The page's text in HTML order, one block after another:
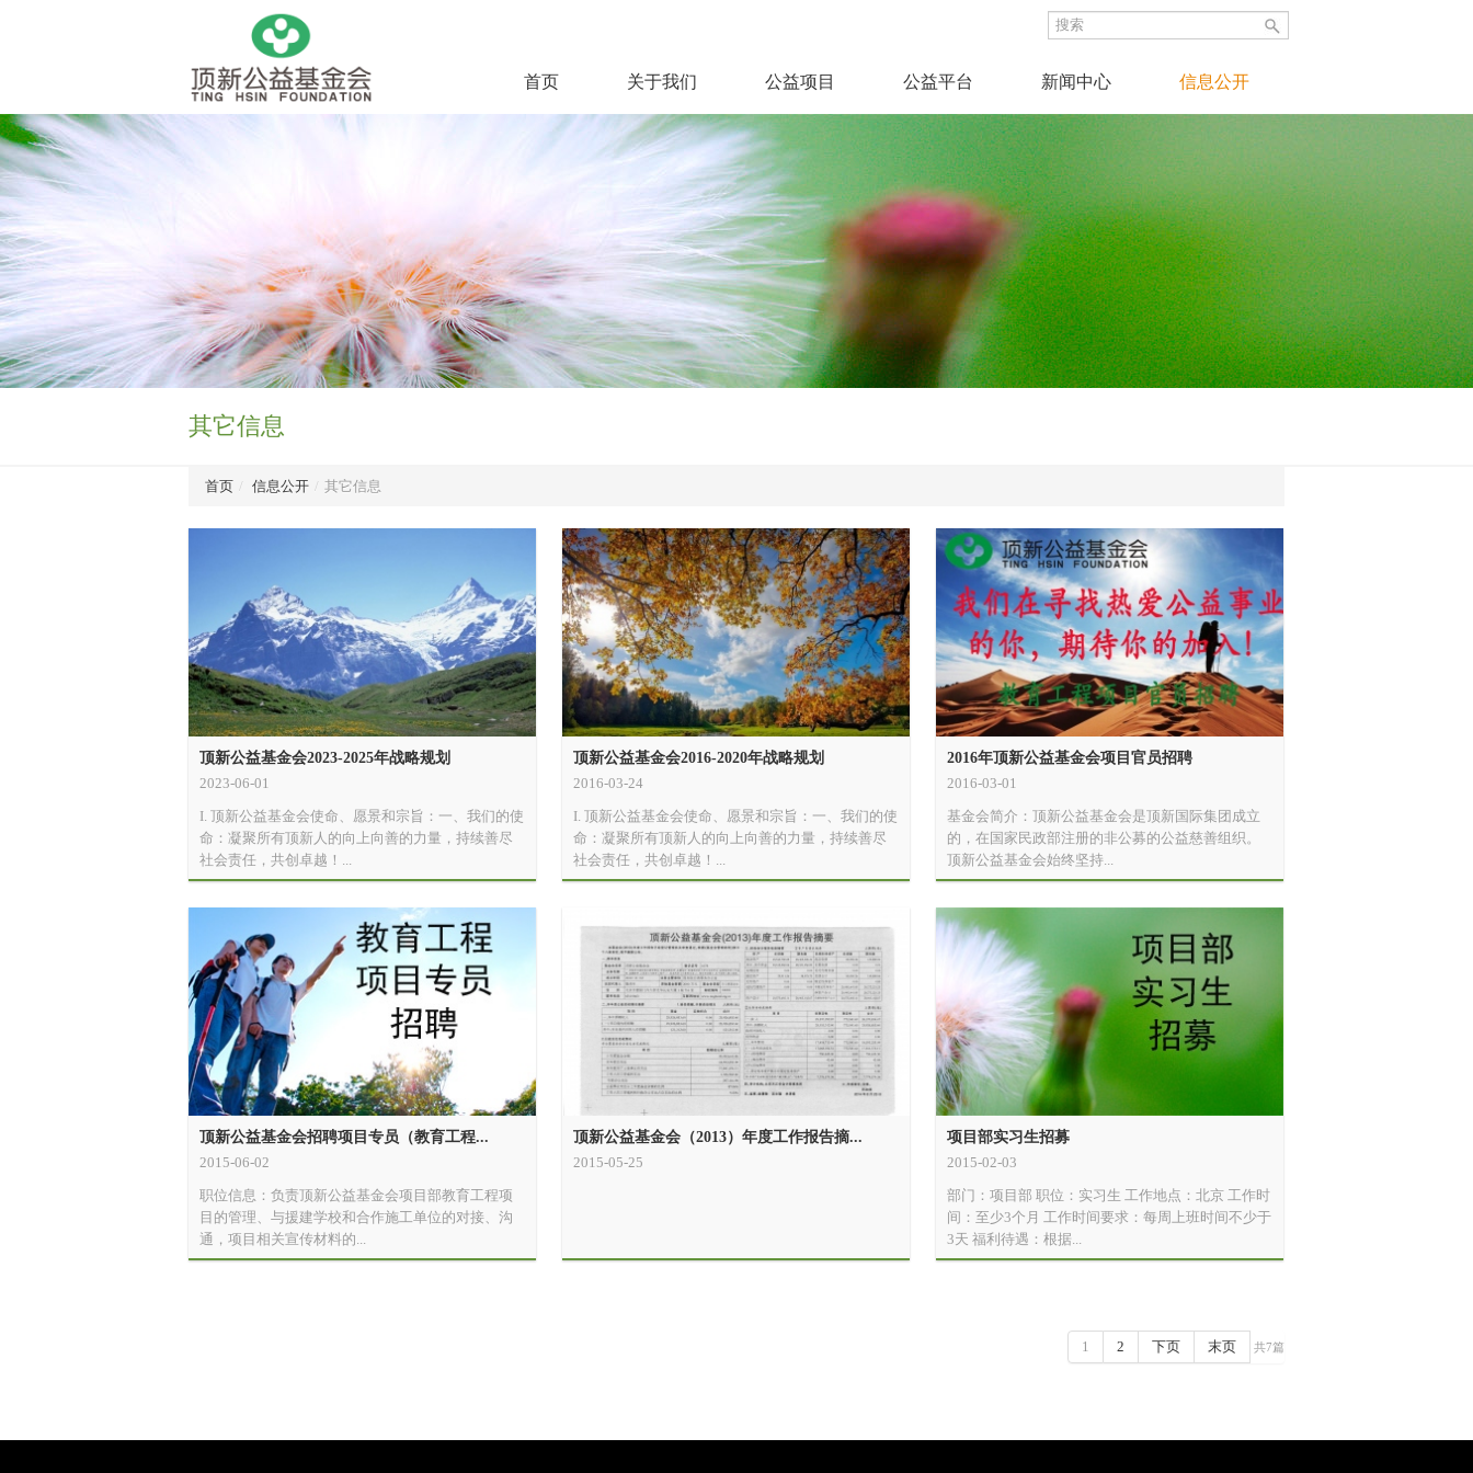
首页 关于我们 公益项目 公益平台 新闻中心 信息公开
其它信息
首页 / 信息公开 / 其它信息
顶新公益基金会2023-2025年战略规划
2023-06-01
I. 顶新公益基金会使命、愿景和宗旨：一、我们的使
命：凝聚所有顶新人的向上向善的力量，持续善尽
社会责任，共创卓越！...
顶新公益基金会2016-2020年战略规划
2016-03-24
I. 顶新公益基金会使命、愿景和宗旨：一、我们的使
命：凝聚所有顶新人的向上向善的力量，持续善尽
社会责任，共创卓越！...
2016年顶新公益基金会项目官员招聘
2016-03-01
基金会简介：顶新公益基金会是顶新国际集团成立
的，在国家民政部注册的非公募的公益慈善组织。
顶新公益基金会始终坚持...
顶新公益基金会招聘项目专员（教育工程...
2015-06-02
职位信息：负责顶新公益基金会项目部教育工程项
目的管理、与援建学校和合作施工单位的对接、沟
通，项目相关宣传材料的...
顶新公益基金会（2013）年度工作报告摘...
2015-05-25
项目部实习生招募
2015-02-03
部门：项目部 职位：实习生 工作地点：北京 工作时
间：至少3个月 工作时间要求：每周上班时间不少于
3天 福利待遇：根据...
1 2 下页 末页 共7篇